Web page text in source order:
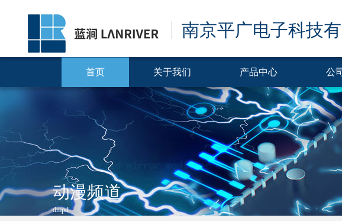
南京平广电子科技
首页 关于我们 产品中心 公
动漫频道
dmpd